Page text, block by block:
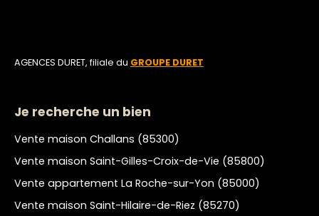
AGENCES DURET, filiale du GROUPE DURET
Je recherche un bien
Vente maison Challans (85300)
Vente maison Saint-Gilles-Croix-de-Vie (85800)
Vente appartement La Roche-sur-Yon (85000)
Vente maison Saint-Hilaire-de-Riez (85270)